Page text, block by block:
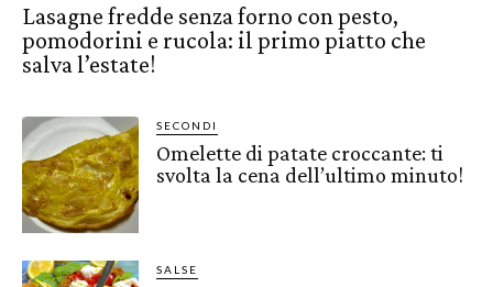
Lasagne fredde senza forno con pesto,
pomodorini e rucola: il primo piatto che
salva l’estate!
SECONDI
Omelette di patate croccante: ti
svolta la cena dell’ultimo minuto!
SALSE